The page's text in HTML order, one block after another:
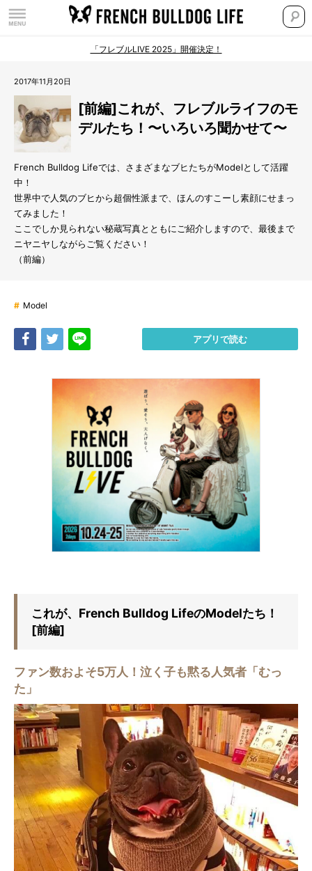
「フレブルLIVE 2025」開催決定！
2017年11月20日
[前編]これが、フレブルライフのモ
デルたち！〜いろいろ聞かせて〜
French Bulldog Lifeでは、さまざまなブヒたちがModelとして活躍
中！
世界中で人気のブヒから超個性派まで、ほんのすこーし素顔にせまっ
てみました！
ここでしか見られない秘蔵写真とともにご紹介しますので、最後まで
ニヤニヤしながらご覧ください！
（前編）
# Model
Share Tweet アプリで読む
これが、French Bulldog LifeのModelたち！
[前編]
ファン数およそ5万人！泣く子も黙る人気者「むっ
た」